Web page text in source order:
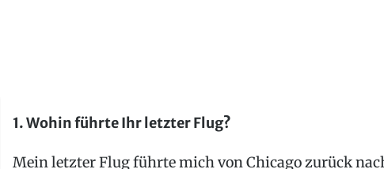
1. Wohin führte Ihr letzter Flug?
Mein letzter Flug führte mich von Chicago zurück